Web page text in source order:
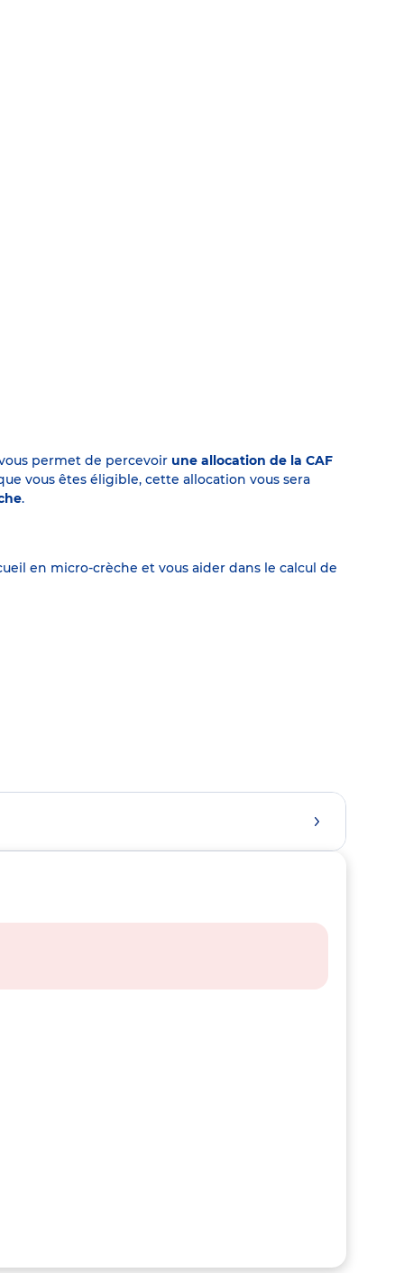
permet de percevoir une allocation de la CAF
vous êtes éligible, cette allocation vous sera
.
en micro-crèche et vous aider dans le calcul de